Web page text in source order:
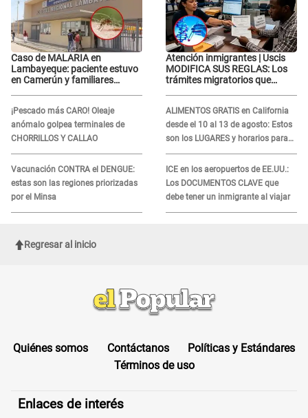
Caso de MALARIA en
Lambayeque: paciente estuvo
en Camerún y familiares
¡Pescado más CARO! Oleaje
anómalo golpea terminales de
CHORRILLOS Y CALLAO
Vacunación CONTRA el DENGUE:
estas son las regiones priorizadas
por el Minsa
Atención inmigrantes | Uscis
MODIFICA SUS REGLAS: Los
trámites migratorios que
ALIMENTOS GRATIS en California
desde el 10 al 13 de agosto: Estos
son los LUGARES y horarios para
recibir la ayuda
ICE en los aeropuertos de EE.UU.:
Los DOCUMENTOS CLAVE que
debe tener un inmigrante al viajar
Regresar al inicio
Quiénes somos Contáctanos
Políticas y Estándares
Términos de uso
Enlaces de interés